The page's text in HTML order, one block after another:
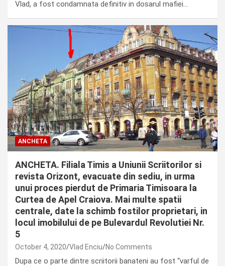
Vlad, a fost condamnata definitiv in dosarul mafiei…
ANCHETA
ANCHETA. Filiala Timis a Uniunii Scriitorilor si
revista Orizont, evacuate din sediu, in urma
unui proces pierdut de Primaria Timisoara la
Curtea de Apel Craiova. Mai multe spatii
centrale, date la schimb fostilor proprietari, in
locul imobilului de pe Bulevardul Revolutiei Nr.
5
October 4, 2020 Vlad Enciu No Comments
Dupa ce o parte dintre scriitorii banateni au fost “varful de